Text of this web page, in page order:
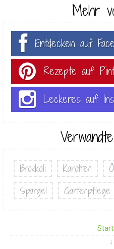
Mehr
Entdecken auf
Rezepte auf
Leckeres auf
Brokkoli Karotten
Spargel
Gartenpflege